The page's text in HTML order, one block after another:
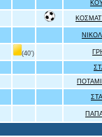
(40')